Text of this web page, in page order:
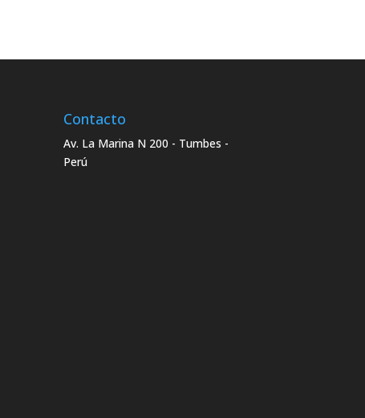
Contacto
Av. La Marina N 200 - Tumbes -
Perú